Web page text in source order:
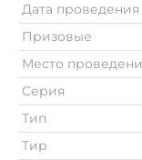
Дата проведения
Призовые
Место
Серия
Тип
Тир